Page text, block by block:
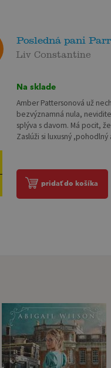
Posledná pani
Liv Constantine
Na sklade
Amber Pattersonová už
bezvýznamná nula,
splýva s davom. Má pocit,
Zaslúži si luxusný ,pohodlný
pridať do košíka